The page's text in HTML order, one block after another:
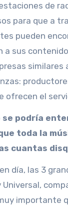
de
para que a
pueden
a sus
similares
ofrecen el
se podría
toda la
cuantas
día, las 3
Universal,
importante